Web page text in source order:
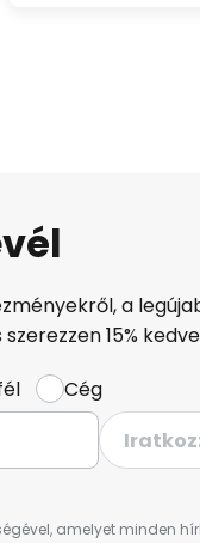
a
15%
Cég
amelyet minden